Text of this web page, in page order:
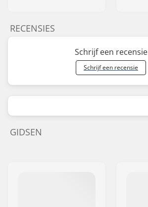
RECENSIES
Schrijf een recensie
Schrijf een recensie
GIDSEN